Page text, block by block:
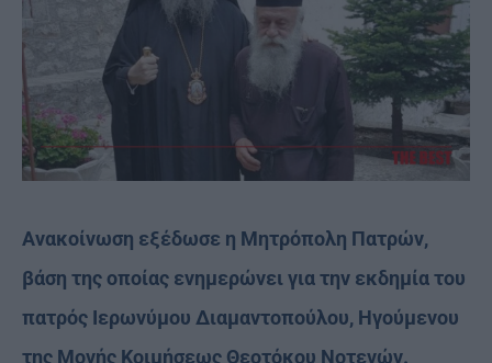
Ανακοίνωση εξέδωσε η Μητρόπολη Πατρών,
βάση της οποίας ενημερώνει για την εκδημία του
πατρός Ιερωνύμου Διαμαντοπούλου, Ηγούμενου
της Μονής Κοιμήσεως Θεοτόκου Νοτενών.